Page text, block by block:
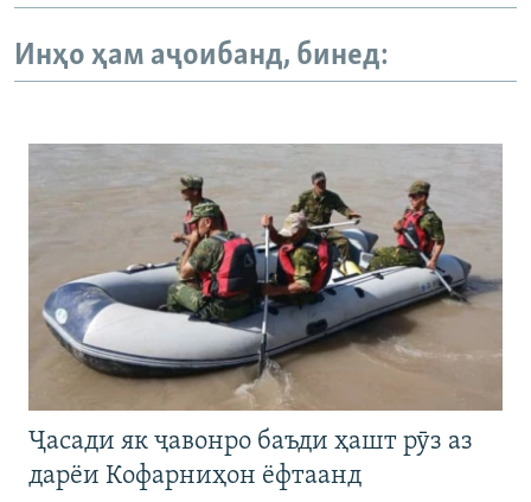
Инҳо ҳам аҷоибанд, бинед:
Ҷасади як ҷавонро баъди ҳашт рӯз аз
дарёи Кофарниҳон ёфтаанд